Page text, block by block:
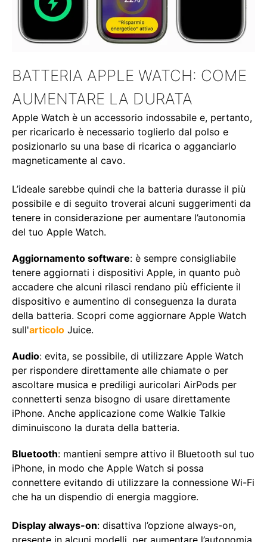
BATTERIA APPLE WATCH: COME
AUMENTARE LA DURATA
Apple Watch è un accessorio indossabile e, pertanto,
per ricaricarlo è necessario toglierlo dal polso e
posizionarlo su una base di ricarica o agganciarlo
magneticamente al cavo.
L’ideale sarebbe quindi che la batteria durasse il più
possibile e di seguito troverai alcuni suggerimenti da
tenere in considerazione per aumentare l’autonomia
del tuo Apple Watch.
Aggiornamento software: è sempre consigliabile
tenere aggiornati i dispositivi Apple, in quanto può
accadere che alcuni rilasci rendano più efficiente il
dispositivo e aumentino di conseguenza la durata
della batteria. Scopri come aggiornare Apple Watch
sull'articolo Juice.
Audio: evita, se possibile, di utilizzare Apple Watch
per rispondere direttamente alle chiamate o per
ascoltare musica e prediligi auricolari AirPods per
connetterti senza bisogno di usare direttamente
iPhone. Anche applicazione come Walkie Talkie
diminuiscono la durata della batteria.
Bluetooth: mantieni sempre attivo il Bluetooth sul tuo
iPhone, in modo che Apple Watch si possa
connettere evitando di utilizzare la connessione Wi-Fi
che ha un dispendio di energia maggiore.
Display always-on: disattiva l’opzione always-on,
presente in alcuni modelli, per aumentare l’autonomia